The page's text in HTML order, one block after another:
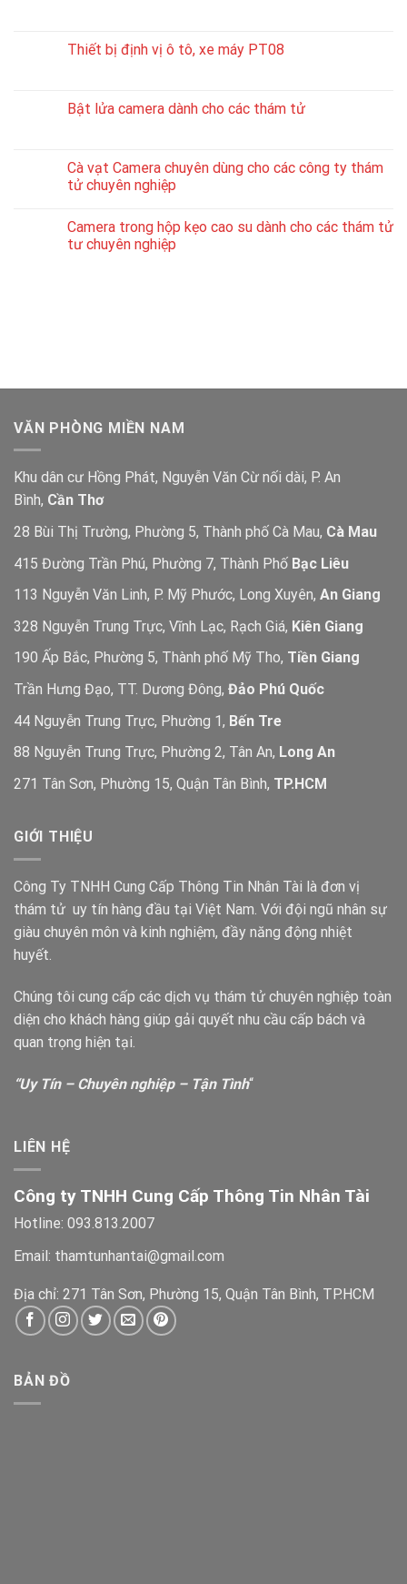
Thiết bị định vị ô tô, xe máy PT08
Bật lửa camera dành cho các thám tử
Cà vạt Camera chuyên dùng cho các công ty thám
tử chuyên nghiệp
Camera trong hộp kẹo cao su dành cho các thám tử
tư chuyên nghiệp
VĂN PHÒNG MIỀN NAM
Khu dân cư Hồng Phát, Nguyễn Văn Cừ nối dài, P. An
Bình, Cần Thơ
28 Bùi Thị Trường, Phường 5, Thành phố Cà Mau, Cà Mau
415 Đường Trần Phú, Phường 7, Thành Phố Bạc Liêu
113 Nguyễn Văn Linh, P. Mỹ Phước, Long Xuyên, An Giang
328 Nguyễn Trung Trực, Vĩnh Lạc, Rạch Giá, Kiên Giang
190 Ấp Bắc, Phường 5, Thành phố Mỹ Tho, Tiền Giang
Trần Hưng Đạo, TT. Dương Đông, Đảo Phú Quốc
44 Nguyễn Trung Trực, Phường 1, Bến Tre
88 Nguyễn Trung Trực, Phường 2, Tân An, Long An
271 Tân Sơn, Phường 15, Quận Tân Bình, TP.HCM
GIỚI THIỆU
Công Ty TNHH Cung Cấp Thông Tin Nhân Tài là đơn vị
thám tử uy tín hàng đầu tại Việt Nam. Với đội ngũ nhân sự
giàu chuyên môn và kinh nghiệm, đầy năng động nhiệt
huyết.
Chúng tôi cung cấp các dịch vụ thám tử chuyên nghiệp toàn
diện cho khách hàng giúp gải quyết nhu cầu cấp bách và
quan trọng hiện tại.
“Uy Tín – Chuyên nghiệp – Tận Tình“
LIÊN HỆ
Công ty TNHH Cung Cấp Thông Tin Nhân Tài
Hotline: 093.813.2007
Email: thamtunhantai@gmail.com
Địa chỉ: 271 Tân Sơn, Phường 15, Quận Tân Bình, TP.HCM
BẢN ĐỒ